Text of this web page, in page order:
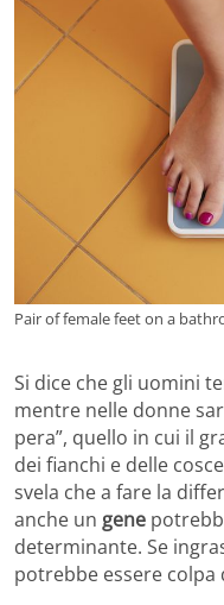
Pair of female feet on a
Si dice che gli uomini
mentre nelle donne
pera”, quello in cui il
dei fianchi e delle
svela che a fare la
anche un gene
determinante. Se
potrebbe essere colpa